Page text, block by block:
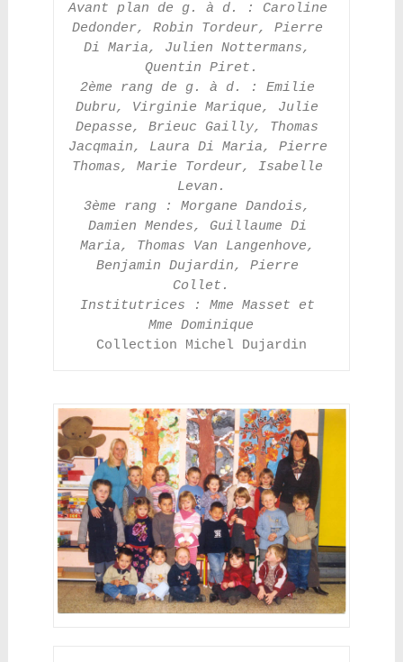
Avant plan de g. à d. : Caroline
Dedonder, Robin Tordeur, Pierre
Di Maria, Julien Nottermans,
Quentin Piret.
2ème rang de g. à d. : Emilie
Dubru, Virginie Marique, Julie
Depasse, Brieuc Gailly, Thomas
Jacqmain, Laura Di Maria, Pierre
Thomas, Marie Tordeur, Isabelle
Levan.
3ème rang : Morgane Dandois,
Damien Mendes, Guillaume Di
Maria, Thomas Van Langenhove,
Benjamin Dujardin, Pierre
Collet.
Institutrices : Mme Masset et
Mme Dominique
Collection Michel Dujardin